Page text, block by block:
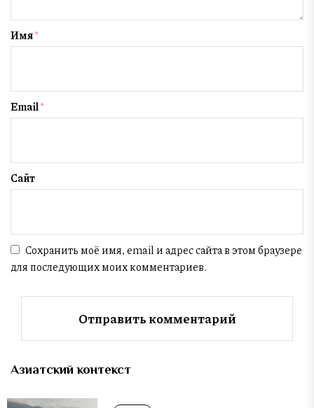
Имя*
Email*
Сайт
Сохранить моё имя, email и адрес сайта в этом браузере
для последующих моих комментариев.
Азиатский контекст